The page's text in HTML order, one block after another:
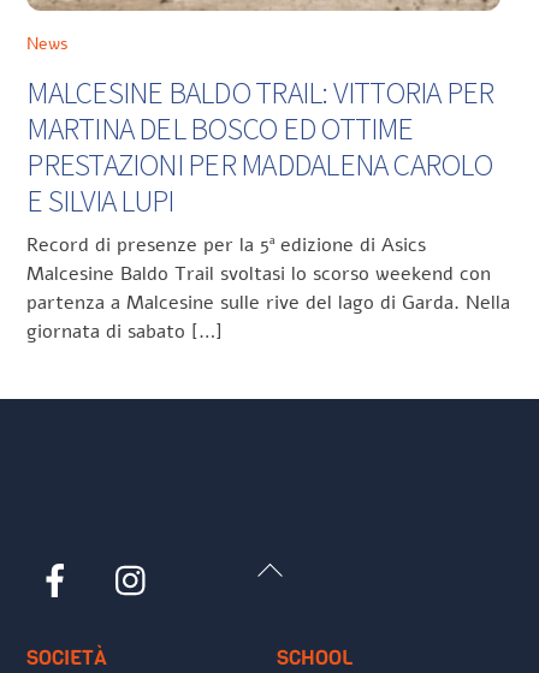
News
MALCESINE BALDO TRAIL: VITTORIA PER
MARTINA DEL BOSCO ED OTTIME
PRESTAZIONI PER MADDALENA CAROLO
E SILVIA LUPI
Record di presenze per la 5ª edizione di Asics
Malcesine Baldo Trail svoltasi lo scorso weekend con
partenza a Malcesine sulle rive del lago di Garda. Nella
giornata di sabato […]
Back
Facebook
SOCIETÀ SCHOOL